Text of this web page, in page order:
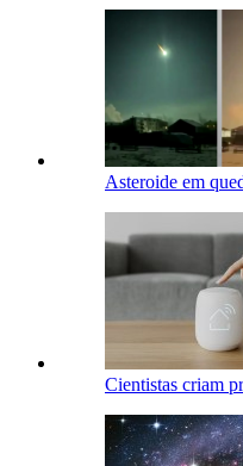
Asteroide em
Cientistas criam